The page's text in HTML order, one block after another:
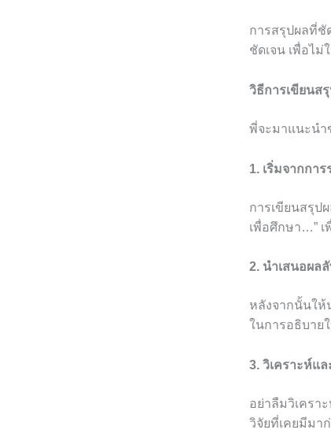
การสรุปผลที่ชั
ชัดเจน เพื่อไม่
วิธีการเขียนส
พี่จะมาแนะนำ
1. เริ่มจากกา
การเขียนสรุป
เพื่อศึกษา…” เ
2. นำเสนอผล
หลังจากนั้นให้
ในการอธิบาย
3. วิเคราะห์แ
อย่าลืมวิเครา
วิจัยที่เคยมีมา